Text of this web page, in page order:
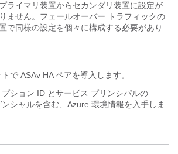
ライマリ装置からセカンダリ装置に設定が
ません。フェールオーバー トラフィックの
で同様の設定を個々に構成する必要があり
で ASAv HA ペアを導入します。
ション ID とサービス プリンシパルの
シャルを含む、Azure 環境情報を入手しま